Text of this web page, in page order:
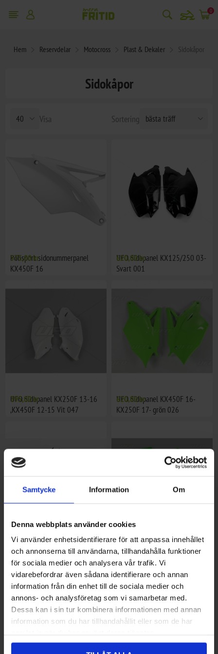
Samtycke Information Om
Denna webbplats använder cookies
Vi använder enhetsidentifierare för att anpassa innehållet
och annonserna till användarna, tillhandahålla funktioner
för sociala medier och analysera vår trafik. Vi
vidarebefordrar även sådana identifierare och annan
information från din enhet till de sociala medier och
annons- och analysföretag som vi samarbetar med.
Dessa kan i sin tur kombinera informationen med annan
information som du har tillhandahållit eller som de har
snowmobile 0
Hem Reservdelar Motocross Plast & Dekaler Sidokåpor
Sidokåpor
Sortering
Visa
Polisport sidonummerpanel
KX450F 16
575,00 kr
UFO Sidopanel KX125/250 03-
Svart 001
620,00 kr
UFO Sidopanel KX250F 13-16
,KX450F 12-15 Vit 047
395,00 kr
UFO Sidopanel KX450F 16-
KX250F 17- grön 026
620,00 kr
UFO Sidopanel KX85 14- Svart
001
480,00 kr
UFO Sidopaneler KX250F 21-
,KX450F 19- Grön 026
620,00 kr